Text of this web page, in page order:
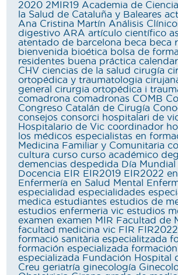
2020 2MIR19 Academia de
la Salud de Cataluña y Baleares
Ana Cristina Martín Análisis
digestivo ARA artículo científico
atentado de barcelona beca beca
bienvenida bioética bolsa de
residentes buena práctica
CHV ciencias de la salud cirugía
ortopédica y traumatologia
general cirurgia ortopédica i
comadrona comadronas COMB
Congreso Catalán de Cirugía
consejos consorci hospitalari de
Hospitalario de Vic coordinador
los médicos especialistas en
Medicina Familiar y Comunitaria
cultura curso curso académico
demencias despedida Día
Docencia EIR EIR2019 EIR2022
Enfermería en Salud Mental
especialidad especialidades
medica estudiantes estudios de
estudios enfermeria vic estudios
examen examen MIR Facultad de
facultad medicina vic FIR FIR2022
formació sanitària especialitzada
formación especializada
especializada Fundación Hospital
Creu geriatría ginecología